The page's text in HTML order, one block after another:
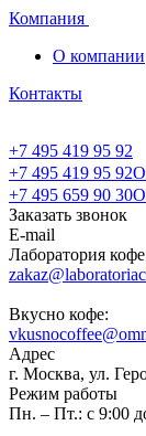
Компания
О компании
Контакты
+7 495 419 95 92
+7 495 419 95 92
+7 495 659 90 30
Заказать звонок
E-mail
Лаборатория
Вкусно кофе:
Адрес
г. Москва, ул.
Режим работы
Пн. – Пт.: с 9:00